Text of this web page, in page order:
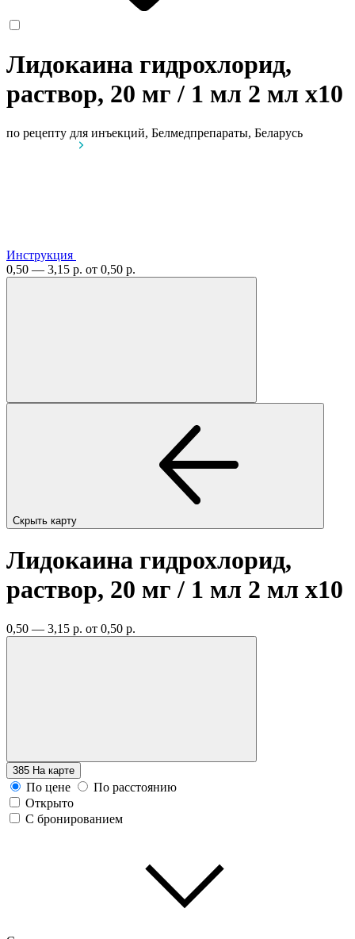
Лидокаина гидрохлорид,
раствор, 20 мг / 1 мл 2 мл x10
по рецепту для инъекций, Белмедпрепараты, Беларусь
Инструкция
0,50 — 3,15 р. от 0,50 р.
Скрыть карту
Лидокаина гидрохлорид,
раствор, 20 мг / 1 мл 2 мл x10
0,50 — 3,15 р. от 0,50 р.
385 На карте
По цене
По расстоянию
Открыто
С бронированием